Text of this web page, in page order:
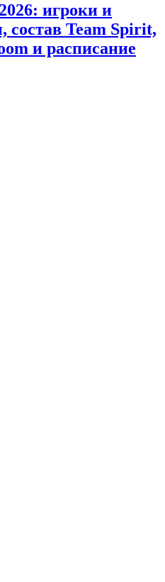
игроки и
состав Team Spirit,
и расписание